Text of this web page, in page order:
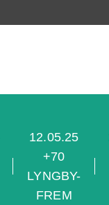
12.05.25
+70
LYNGBY-
FREM